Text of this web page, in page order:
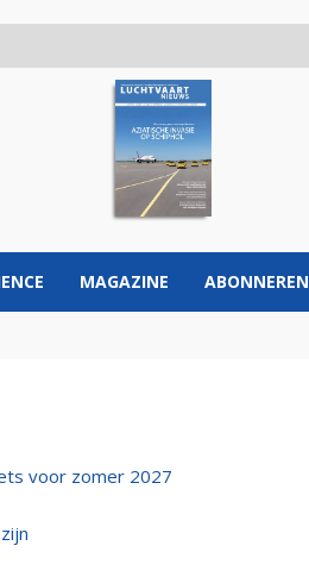
MAGAZINE ABONNEREN
voor zomer 2027